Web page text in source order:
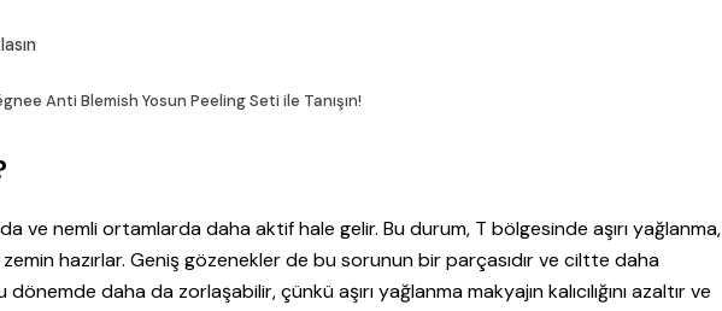
Anti Blemish Yosun Peeling Seti ile Tanışın!
ve nemli ortamlarda daha aktif hale gelir. Bu durum, T bölgesinde aşırı yağlanma,
hazırlar. Geniş gözenekler de bu sorunun bir parçasıdır ve ciltte daha
daha da zorlaşabilir, çünkü aşırı yağlanma makyajın kalıcılığını azaltır ve